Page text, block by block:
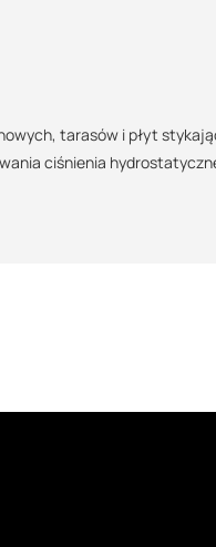
tarasów i płyt
ciśnienia